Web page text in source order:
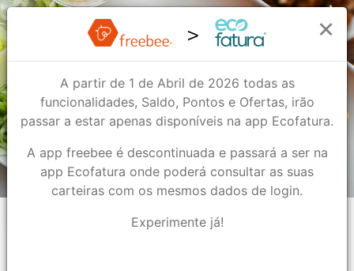
ALLWAYS
ALLWAYS
Bar & Restauração
3 2
×
A partir de 1 de Abril de 2026 todas as
funcionalidades, Saldo, Pontos e Ofertas, irão
passar a estar apenas disponíveis na app Ecofatura.
A app freebee é descontinuada e passará a ser na
app Ecofatura onde poderá consultar as suas
carteiras com os mesmos dados de login.
Experimente já!